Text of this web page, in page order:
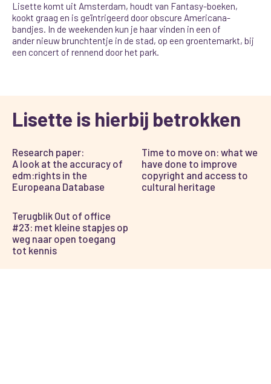
Lisette komt uit Amsterdam, houdt van Fantasy-boeken,
kookt graag en is geïntrigeerd door obscure Americana-
bandjes. In de weekenden kun je haar vinden in een of
ander nieuw brunchtentje in de stad, op een groentemarkt, bij
een concert of rennend door het park.
Lisette is hierbij betrokken
Research paper:
A look at the accuracy of
edm:rights in the
Europeana Database
Time to move on: what we
have done to improve
copyright and access to
cultural heritage
Terugblik Out of office
#23: met kleine stapjes op
weg naar open toegang
tot kennis